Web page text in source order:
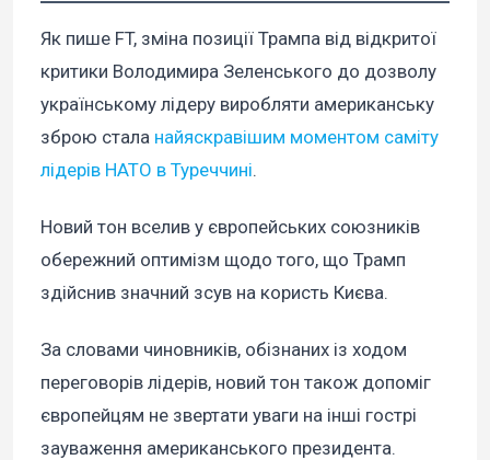
Як пише FT, зміна позиції Трампа від відкритої
критики Володимира Зеленського до дозволу
українському лідеру виробляти американську
зброю стала найяскравішим моментом саміту
лідерів НАТО в Туреччині.
Новий тон вселив у європейських союзників
обережний оптимізм щодо того, що Трамп
здійснив значний зсув на користь Києва.
За словами чиновників, обізнаних із ходом
переговорів лідерів, новий тон також допоміг
європейцям не звертати уваги на інші гострі
зауваження американського президента.